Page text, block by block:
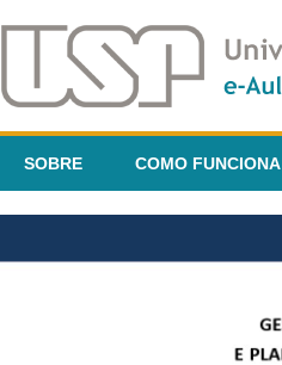
SOBRE COMO FUNCIONA